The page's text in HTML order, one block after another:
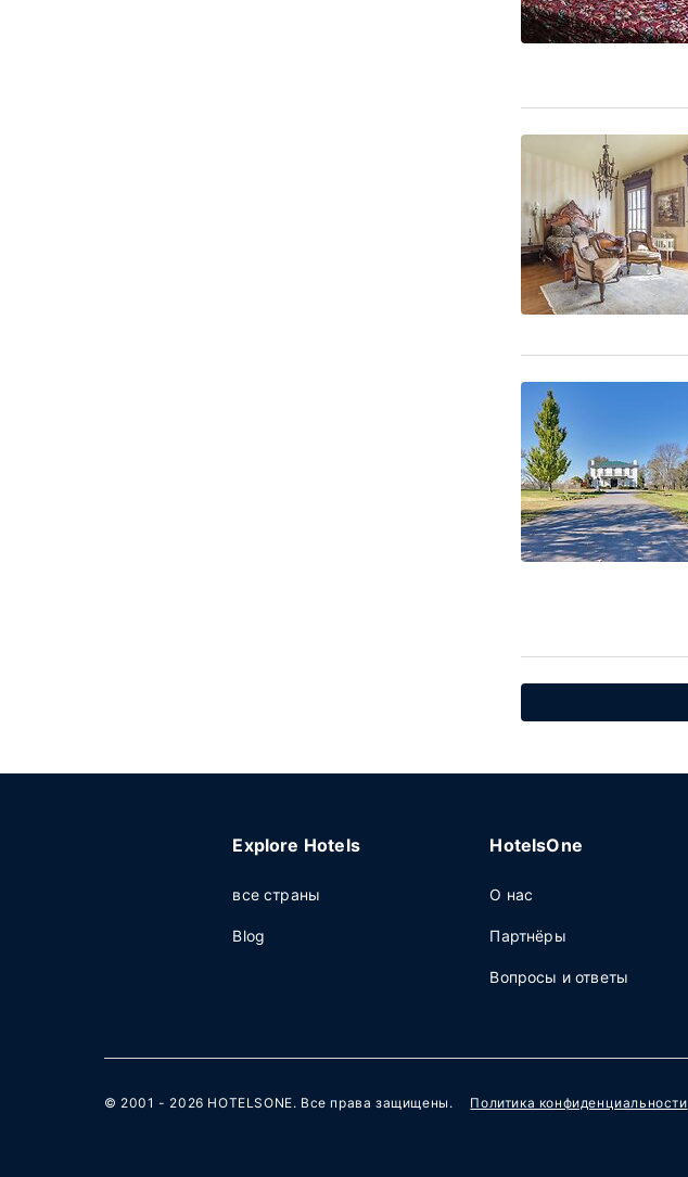
Explore Hotels
все страны
Blog
HotelsOne
О нас
Партнёры
Вопросы и ответы
© 2001 - 2026 HOTELSONE. Все права защищены. Политика конфиденциальности